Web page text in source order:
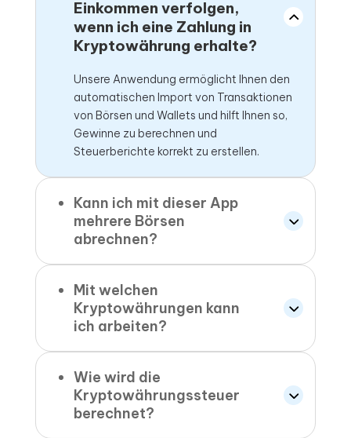
Einkommen verfolgen,
wenn ich eine Zahlung in
Kryptowährung erhalte?
Unsere Anwendung ermöglicht Ihnen den
automatischen Import von Transaktionen
von Börsen und Wallets und hilft Ihnen so,
Gewinne zu berechnen und
Steuerberichte korrekt zu erstellen.
Kann ich mit dieser App
mehrere Börsen
abrechnen?
Mit welchen
Kryptowährungen kann
ich arbeiten?
Wie wird die
Kryptowährungssteuer
berechnet?